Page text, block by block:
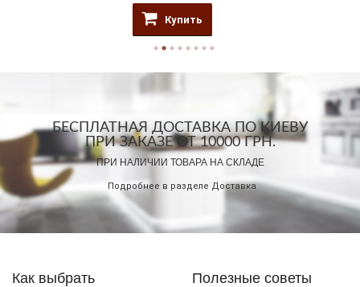
Купить
БЕСПЛАТНАЯ ДОСТАВКА ПО КИЕВУ
ПРИ ЗАКАЗЕ ОТ 10000 ГРН.
ПРИ НАЛИЧИИ ТОВАРА НА СКЛАДЕ
Подробнее в разделе Доставка
Как выбрать Полезные советы